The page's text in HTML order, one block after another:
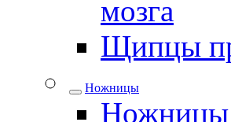
мозга
Щипцы
Ножницы
Ножницы